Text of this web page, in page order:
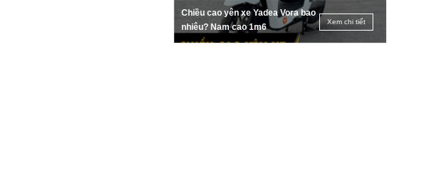
Chiều cao yên xe Yadea Vora bao
nhiêu? Nam cao 1m6
Xem chi tiết